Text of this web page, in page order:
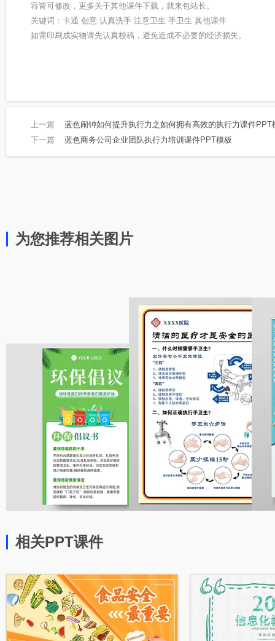
容皆可修改，更多关于其他课件下载，就来包站长。
关键词：卡通 创意 认真洗手 注意卫生 手卫生 其他课件
如需印刷成实物请先认真校稿，避免造成不必要的经济损失。
上一篇 蓝色闹钟如何提升执行力之如何拥有高效的执行力课件PPT
下一篇 蓝色商务公司企业团队执行力培训课件PPT模板
为您推荐相关图片
相关PPT课件